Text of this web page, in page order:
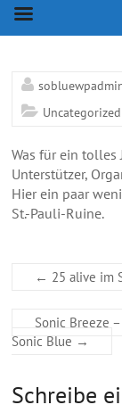
content
Uncategorized
Was für ein tolles
Unterstützer,
Hier ein paar
St.-Pauli-Ruine.
← 25 alive im
Sonic Breeze
Sonic Blue →
Schreibe